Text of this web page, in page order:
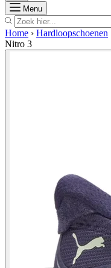
Menu Zoek
Home › Hardloopschoenen
Nitro 3